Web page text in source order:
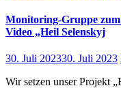
Monitoring-Gruppe
Video „Heil Selenskyj
30. Juli 202330. Juli 2023
Wir setzen unser Projekt